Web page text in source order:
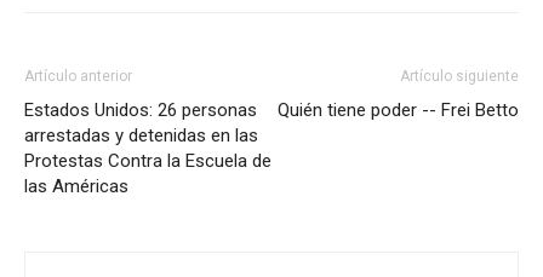
Artículo anterior
Estados Unidos: 26 personas
arrestadas y detenidas en las
Protestas Contra la Escuela de
las Américas
Artículo siguiente
Quién tiene poder -- Frei Betto